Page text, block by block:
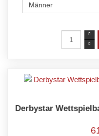
Männer
Derbystar